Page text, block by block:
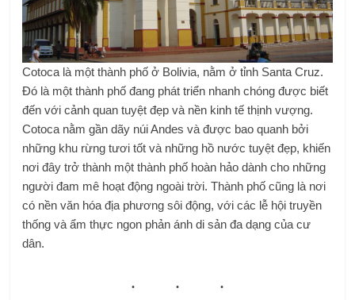
Cotoca là một thành phố ở Bolivia, nằm ở tỉnh Santa Cruz.
Đó là một thành phố đang phát triển nhanh chóng được biết
đến với cảnh quan tuyệt đẹp và nền kinh tế thịnh vượng.
Cotoca nằm gần dãy núi Andes và được bao quanh bởi
những khu rừng tươi tốt và những hồ nước tuyệt đẹp, khiến
nơi đây trở thành một thành phố hoàn hảo dành cho những
người đam mê hoạt động ngoài trời. Thành phố cũng là nơi
có nền văn hóa địa phương sôi động, với các lễ hội truyền
thống và ẩm thực ngon phản ánh di sản đa dạng của cư
dân.